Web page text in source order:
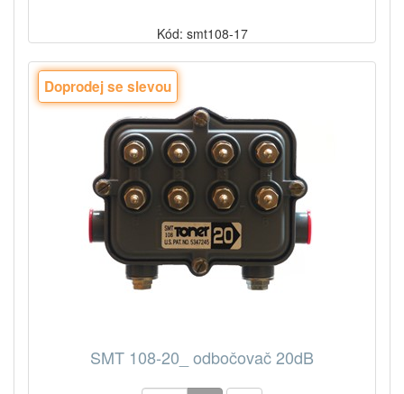
Kód: smt108-17
Doprodej se slevou
SMT 108-20_ odbočovač 20dB